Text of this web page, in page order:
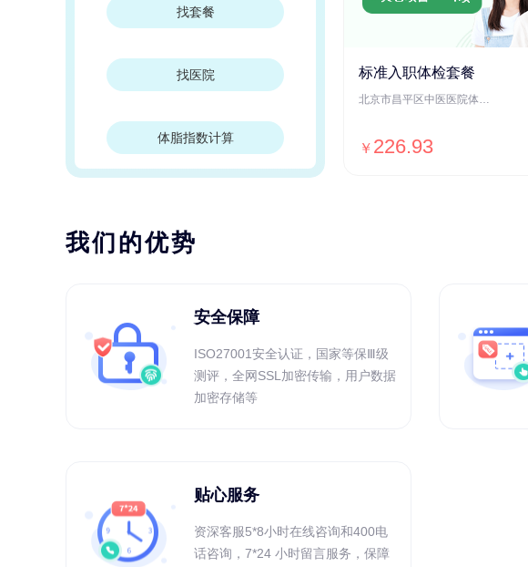
找套餐
找医院
体脂指数计算
标准入职体检套餐
北京市昌平区中医医院体检中心
￥ 226.93
我们的优势
安全保障
ISO27001安全认证，国家等保Ⅲ级
测评，全网SSL加密传输，用户数据
加密存储等
贴心服务
资深客服5*8小时在线咨询和400电
话咨询，7*24 小时留言服务，保障